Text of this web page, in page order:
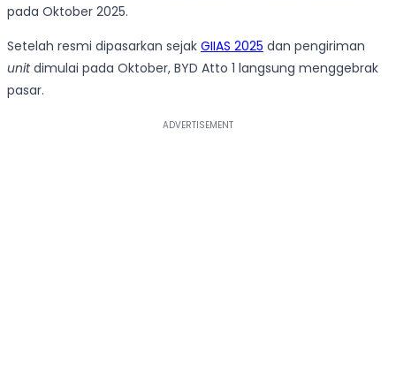
pada Oktober 2025.
Setelah resmi dipasarkan sejak GIIAS 2025 dan pengiriman
unitdimulai pada Oktober, BYD Atto 1 langsung menggebrak
pasar.